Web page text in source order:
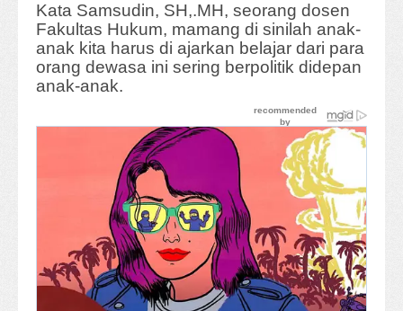
Kata Samsudin, SH,.MH, seorang dosen
Fakultas Hukum, mamang di sinilah anak-
anak kita harus di ajarkan belajar dari para
orang dewasa ini sering berpolitik didepan
anak-anak.